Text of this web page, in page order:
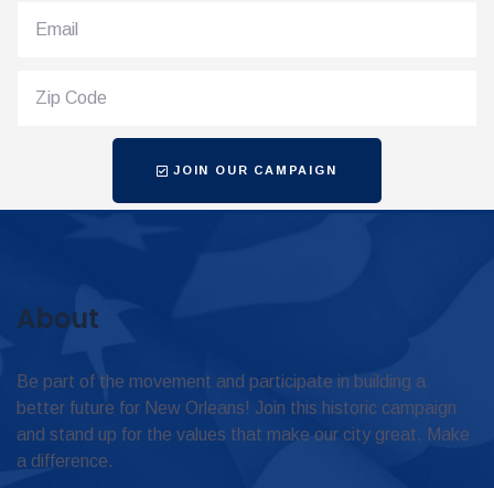
JOIN OUR CAMPAIGN
About
Be part of the movement and participate in building a
better future for New Orleans! Join this historic campaign
and stand up for the values that make our city great. Make
a difference.